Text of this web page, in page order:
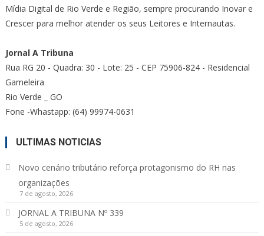
Mídia Digital de Rio Verde e Região, sempre procurando Inovar e
Crescer para melhor atender os seus Leitores e Internautas.
Jornal A Tribuna
Rua RG 20 - Quadra: 30 - Lote: 25 - CEP 75906-824 - Residencial
Gameleira
Rio Verde _ GO
Fone -Whastapp: (64) 99974-0631
ULTIMAS NOTICIAS
Novo cenário tributário reforça protagonismo do RH nas
organizações
7 de agosto, 2026
JORNAL A TRIBUNA Nº 339
5 de agosto, 2026